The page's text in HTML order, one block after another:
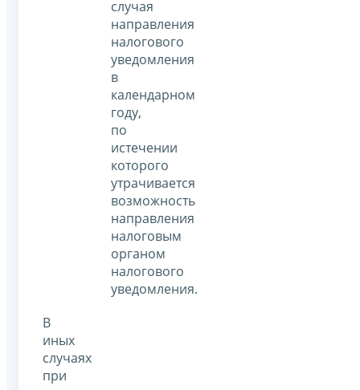
случая
направления
налогового
уведомления
в
календарном
году,
по
истечении
которого
утрачивается
возможность
направления
налоговым
органом
налогового
уведомления.
В
иных
случаях
при